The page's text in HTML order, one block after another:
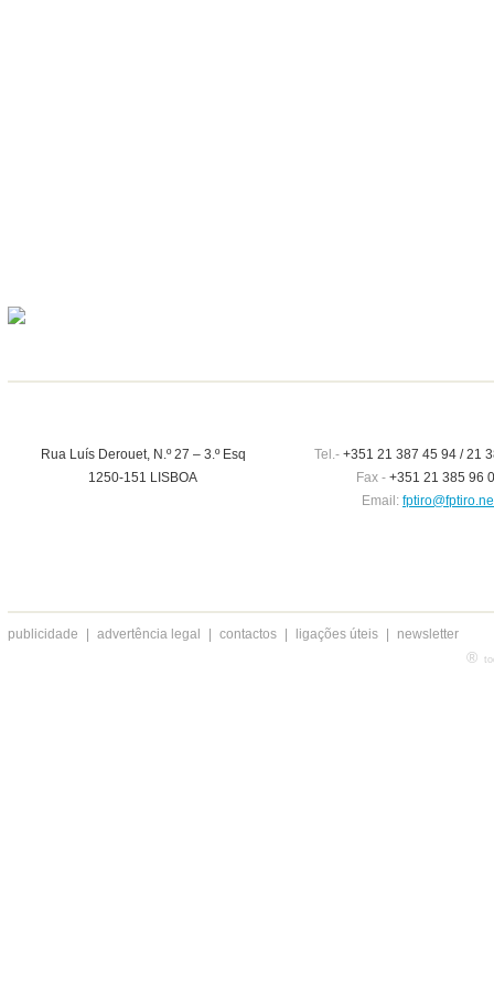
Rua Luís Derouet, N.º 27 – 3.º Esq
1250-151 LISBOA
Tel.-+351 21 387 45 94 / 21
Fax - +351 21 385 96
Email:
publicidade advertência legal contactos ligações úteis newsletter
®